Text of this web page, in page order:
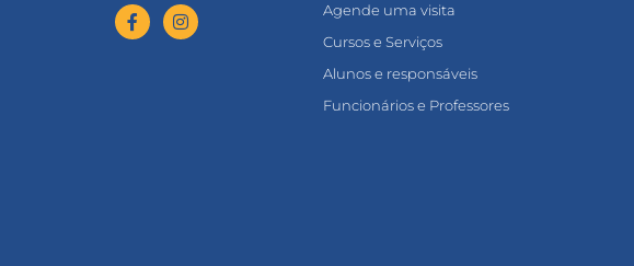
Agende uma visita
Cursos e Serviços
Alunos e responsáveis
Funcionários e Professores